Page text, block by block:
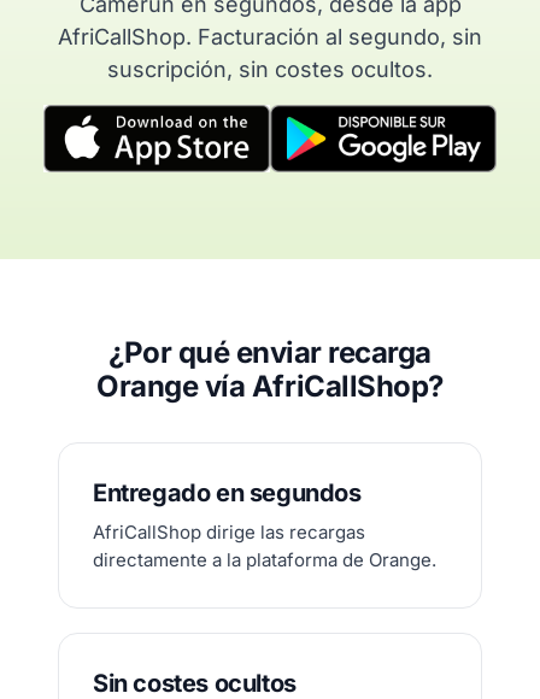
AfriCallShop. Facturación al segundo, sin
suscripción, sin costes ocultos.
¿Por qué enviar recarga
Orange vía AfriCallShop?
Entregado en segundos
AfriCallShop dirige las recargas
directamente a la plataforma de Orange.
Sin costes ocultos